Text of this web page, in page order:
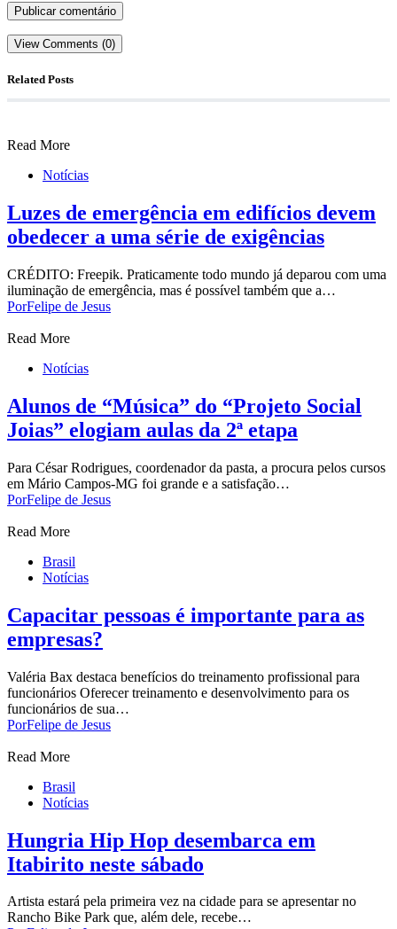
View Comments (0)
Related Posts
Read More
Notícias
Luzes de emergência em edifícios devem
obedecer a uma série de exigências
CRÉDITO: Freepik. Praticamente todo mundo já deparou com uma
iluminação de emergência, mas é possível também que a…
PorFelipe de Jesus
Read More
Notícias
Alunos de “Música” do “Projeto Social
Joias” elogiam aulas da 2ª etapa
Para César Rodrigues, coordenador da pasta, a procura pelos cursos
em Mário Campos-MG foi grande e a satisfação…
PorFelipe de Jesus
Read More
Brasil
Notícias
Capacitar pessoas é importante para as
empresas?
Valéria Bax destaca benefícios do treinamento profissional para
funcionários Oferecer treinamento e desenvolvimento para os
funcionários de sua…
PorFelipe de Jesus
Read More
Brasil
Notícias
Hungria Hip Hop desembarca em
Itabirito neste sábado
Artista estará pela primeira vez na cidade para se apresentar no
Rancho Bike Park que, além dele, recebe…